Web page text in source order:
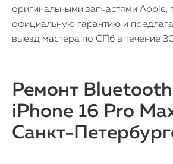
оригинальными запчастями Apple,
официальную гарантию и
выезд мастера по СПб в течение
Ремонт
iPhone 16 Pro
Санкт-